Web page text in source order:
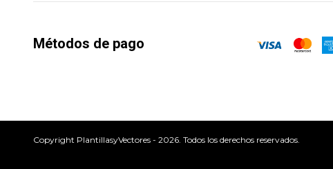
Métodos de pago
Copyright PlantillasyVectores - 2026. Todos los derechos reservados.